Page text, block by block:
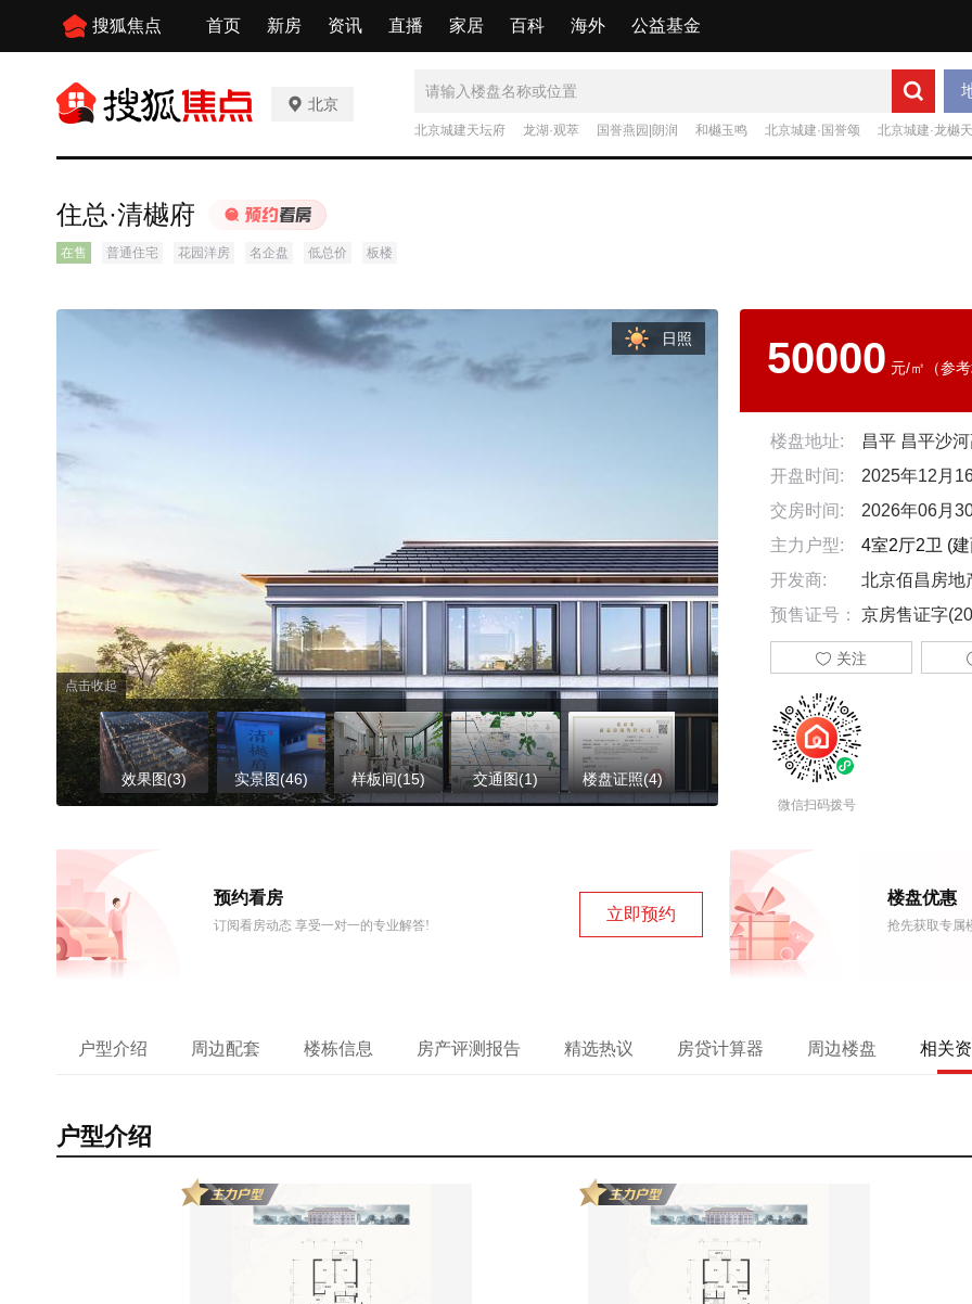
搜狐焦点 首页 新房 资讯 直播 家居 百科 海外 公益基金
北京
北京城建天坛府 龙湖·观萃 国誉燕园|朗润 和樾玉鸣 北京城建·国誉颂 北京城建·龙樾
住总·清樾府
在售 普通住宅 花园洋房 名企盘 低总价 板楼
日照
点击收起
效果图(3) 实景图(46) 样板间(15) 交通图(1) 楼盘证照(4)
50000 元/㎡（参
楼盘地址:
开盘时间:
2025年12月
交房时间:
2026年06月
主力户型:
4室2厅2卫 (
开发商:
北京佰昌房地
预售证号：
京房售证字
 关注
微信扫码拨号
预约看房
订阅看房动态 享受一对一的专业解答!
立即预约
楼盘优惠
抢先获取专属
户型介绍 周边配套 楼栋信息 房产评测报告 精选热议 房贷计算器 周边楼盘 相关
户型介绍